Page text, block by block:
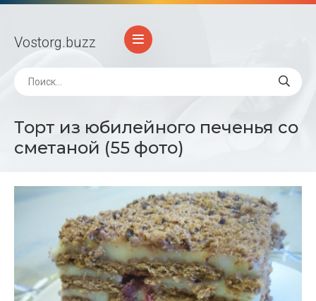
Vostorg.buzz
Торт из юбилейного печенья со
сметаной (55 фото)